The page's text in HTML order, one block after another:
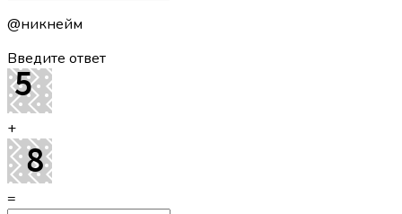
@никнейм
Введите ответ
+
=